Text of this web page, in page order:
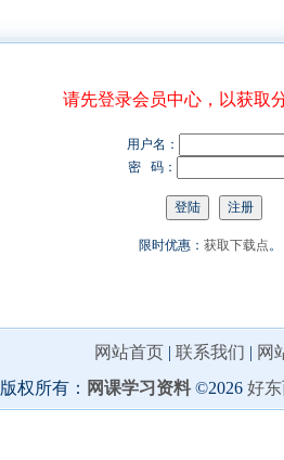
请先登录会员中心，以获取
用户名：
密 码：
限时优惠： 获取下载点。
网站首页 | 联系我们 | 网
版权所有： 网课学习资料©2026 好东